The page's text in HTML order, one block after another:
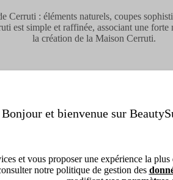
: éléments naturels, coupes
est simple et raffinée, associant une
la création de la Maison Cerruti.
Bonjour et bienvenue sur
et vous proposer une expérience la
notre politique de gestion des